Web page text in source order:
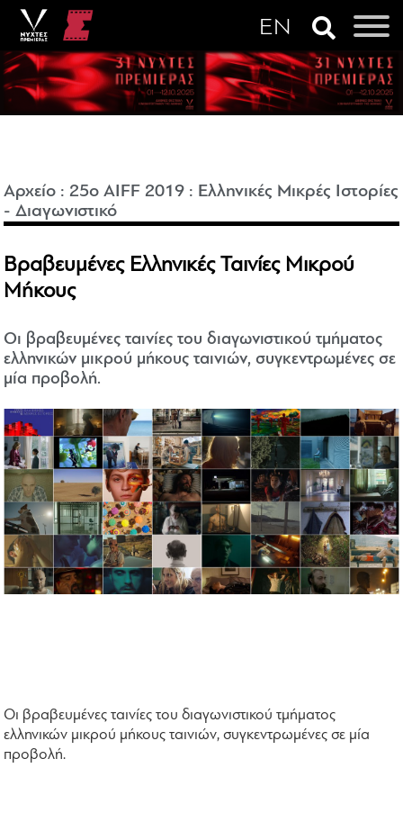
Αρχείο :25o AIFF 2019 : Ελληνικές Μικρές Ιστορίες
- Διαγωνιστικό
Βραβευμένες Ελληνικές Ταινίες Μικρού
Μήκους
Οι βραβευμένες ταινίες του διαγωνιστικού τμήματος
ελληνικών μικρού μήκους ταινιών, συγκεντρωμένες σε
μία προβολή.
Οι βραβευμένες ταινίες του διαγωνιστικού τμήματος
ελληνικών μικρού μήκους ταινιών, συγκεντρωμένες σε μία
προβολή.